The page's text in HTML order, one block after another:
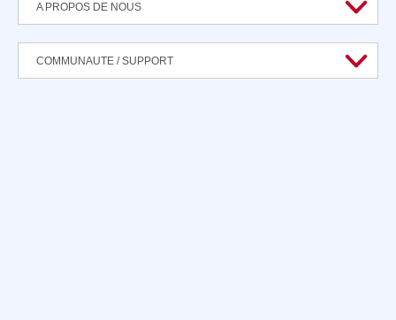
A PROPOS DE NOUS
COMMUNAUTE / SUPPORT